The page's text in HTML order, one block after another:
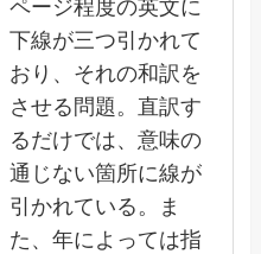
ページ程度の英文に
下線が三つ引かれて
おり、それの和訳を
させる問題。直訳す
るだけでは、意味の
通じない箇所に線が
引かれている。ま
た、年によっては指